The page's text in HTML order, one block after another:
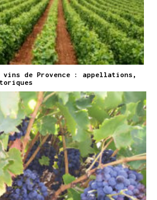
de Provence : appellations,